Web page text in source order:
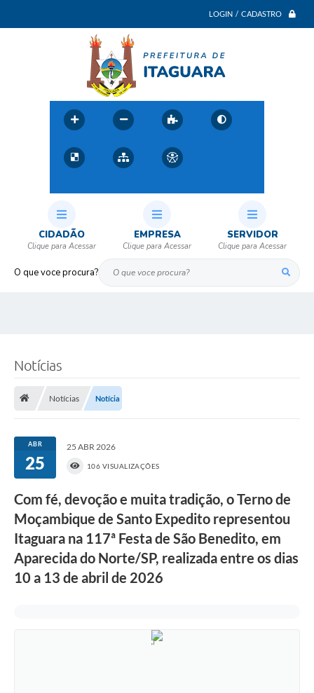
LOGIN / CADASTRO
O que voce procura?
CIDADÃO EMPRESA SERVIDOR
Notícias
Notícias Notícia
ABR
25
25 ABR 2026
106 VISUALIZAÇÕES
Com fé, devoção e muita tradição, o Terno de
Moçambique de Santo Expedito representou
Itaguara na 117ª Festa de São Benedito, em
Aparecida do Norte/SP, realizada entre os dias
10 a 13 de abril de 2026